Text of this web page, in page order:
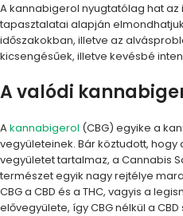
A kannabigerol nyugtatólag hat
tapasztalatai alapján
időszakokban, illetve az
kicsengésűek, illetve kevésbé
A valódi
Akannabigerol (CBG) egyike a
vegyületeinek. Bár köztudott,
vegyületet tartalmaz, a Cannabis
természet egyik nagy rejtélye
CBG a CBD és a THC, vagyis a
elővegyülete, így CBG nélkül a